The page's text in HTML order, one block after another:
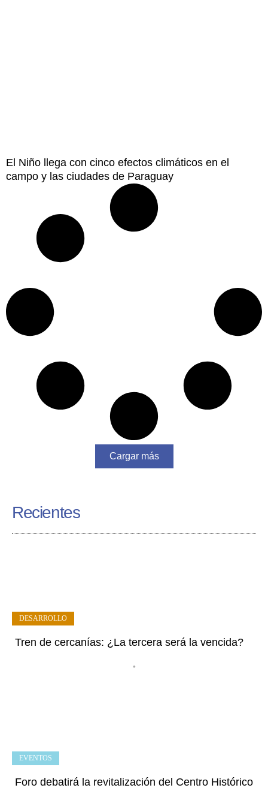
El Niño llega con cinco efectos climáticos en el
campo y las ciudades de Paraguay
Cargar más
Recientes
Tren de cercanías: ¿La tercera será la vencida?
•
DESARROLLO
Foro debatirá la revitalización del Centro Histórico
EVENTOS